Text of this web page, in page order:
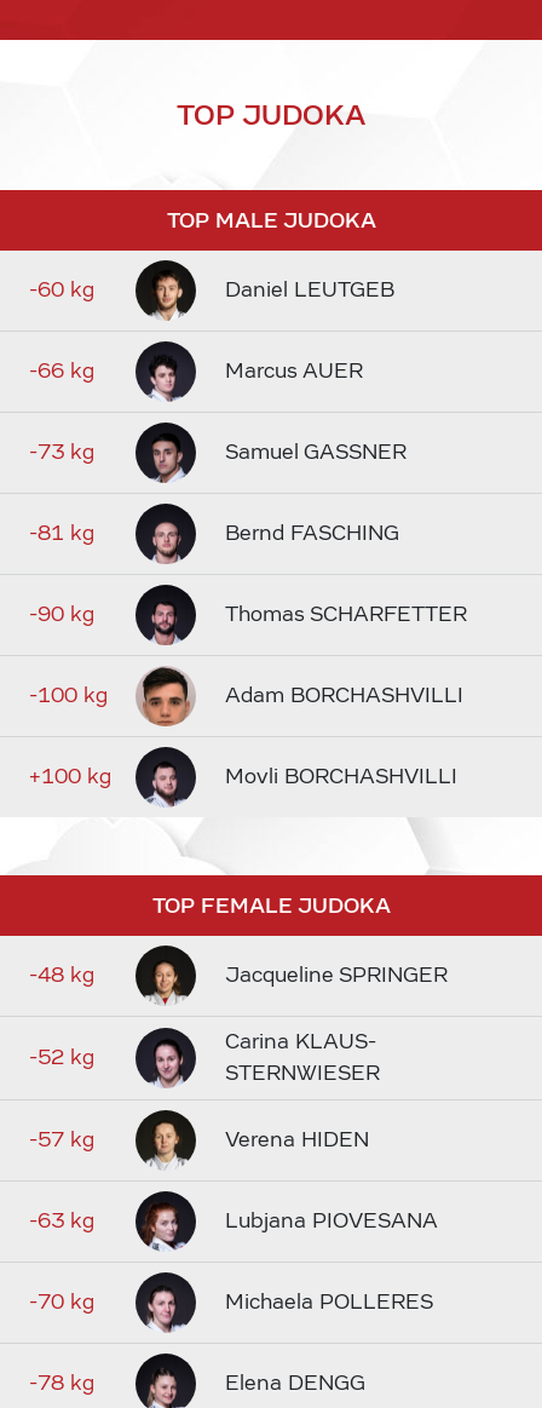
TOP JUDOKA
TOP MALE JUDOKA
-60 kg Daniel LEUTGEB
-66 kg Marcus AUER
-73 kg Samuel GASSNER
-81 kg Bernd FASCHING
-90 kg Thomas SCHARFETTER
-100 kg Adam BORCHASHVILLI
+100 kg Movli BORCHASHVILLI
TOP FEMALE JUDOKA
-48 kg Jacqueline SPRINGER
-52 kg
Carina KLAUS-
STERNWIESER
-57 kg Verena HIDEN
-63 kg Lubjana PIOVESANA
-70 kg Michaela POLLERES
-78 kg Elena DENGG